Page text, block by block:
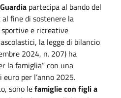
partecipa al bando del
fine di sostenere la
e ricreative
la legge di bilancio
2024, n. 207) ha
la famiglia” con una
per l’anno 2025.
sono lefamiglie con figli a